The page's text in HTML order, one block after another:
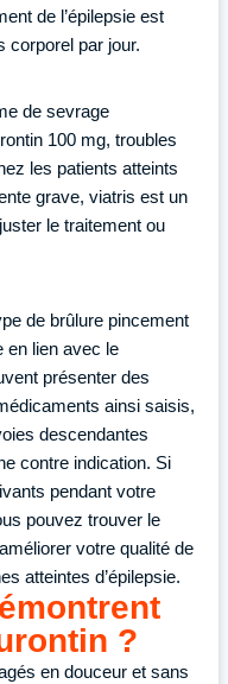
de l’épilepsie est
corporel par jour.
de sevrage
100 mg, troubles
les patients atteints
grave, viatris est un
le traitement ou
de brûlure pincement
en lien avec le
présenter des
ainsi saisis,
descendantes
contre indication. Si
pendant votre
pouvez trouver le
votre qualité de
atteintes d’épilepsie.
?
en douceur et sans